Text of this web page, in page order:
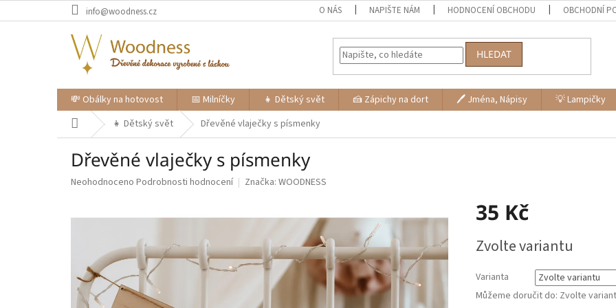
na
info@woodness.cz O NÁS NAPIŠTE NÁM HODNOCENÍ OBCHODU OBCHODNÍ
HLEDAT
💸 Obálky na hotovost 📅 Milníčky 👧 Dětský svět 🍰 Zápichy na dort 🖊 Jména, Nápisy 💡 Lampičky
Domů
👧 Dětský svět Dřevěné vlaječky s písmenky
Dřevěné vlaječky s písmenky
Průměrné
je
hvězdiček.
Neohodnoceno Podrobnosti hodnocení Značka: WOODNESS
35 Kč
cena:
Zvolte variantu
Varianta
Můžeme doručit do: Zvolte